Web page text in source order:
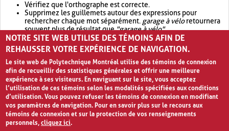
Vérifiez que l'orthographe est correcte.
Supprimez les guillemets autour des expressions pour
rechercher chaque mot séparément. garage à véloretournera
souvent plus de résultat que"garage à vélo".
Envisagez d'élargir votre recherche avec OR.garage OR vélo
retournera souvent plus de résultat quegarage à vélo
NOTRE SITE WEB UTILISE DES TÉMOINS AFIN DE
REHAUSSER VOTRE EXPÉRIENCE DE NAVIGATION.
Le site web de Polytechnique Montréal utilise des témoins de connexion
afin de recueillir des statistiques générales et offrir une meilleure
expérience à ses visiteurs. En naviguant sur le site, vous acceptez
l’utilisation de ces témoins selon les modalités spécifiées aux conditions
d’utilisation. Vous pouvez refuser les témoins de connexion en modifiant
vos paramètres de navigation. Pour en savoir plus sur le recours aux
témoins de connexion et sur la protection de vos renseignements
personnels,cliquez ici.